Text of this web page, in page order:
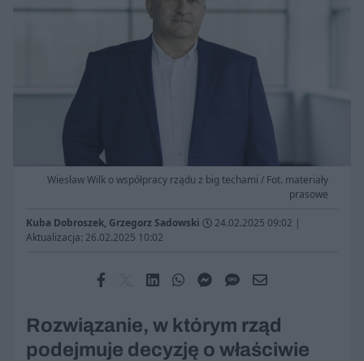
Wiesław Wilk o współpracy rządu z big techami / Fot. materiały
prasowe
Kuba Dobroszek, Grzegorz Sadowski 24.02.2025 09:02 |
Aktualizacja: 26.02.2025 10:02
Rozwiązanie, w którym rząd
podejmuje decyzję o właściwie